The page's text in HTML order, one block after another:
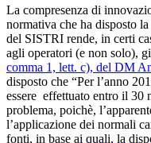
La compresenza di
normativa che ha disposto
del SISTRI rende, in certi
agli operatori (e non solo),
comma 1, lett. c), del DM
disposto che “Per l’anno
essere effettuato entro il 30
problema, poichè,
l’applicazione dei normali
fonti, in base ai quali, la